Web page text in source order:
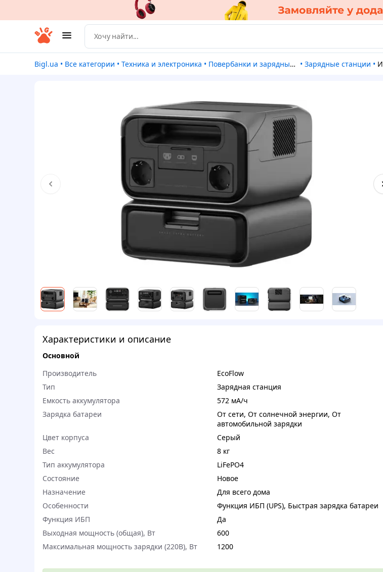
Bigl.ua • Все категории • Техника и электроника • Повербанки и зарядные станции • Зарядные станции •
Характеристики и описание
Основной
Производитель
EcoFlow
Тип
Зарядная станция
Емкость аккумулятора
572 мА/ч
Зарядка батареи
От сети, От солнечной энергии, От
автомобильной зарядки
Цвет корпуса
Серый
Вес
8 кг
Тип аккумулятора
LiFePO4
Состояние
Новое
Назначение
Для всего дома
Особенности
Функция ИБП (UPS), Быстрая зарядка батареи
Функция ИБП
Да
Выходная мощность (общая), Вт
600
Максимальная мощность зарядки (220В), Вт
1200